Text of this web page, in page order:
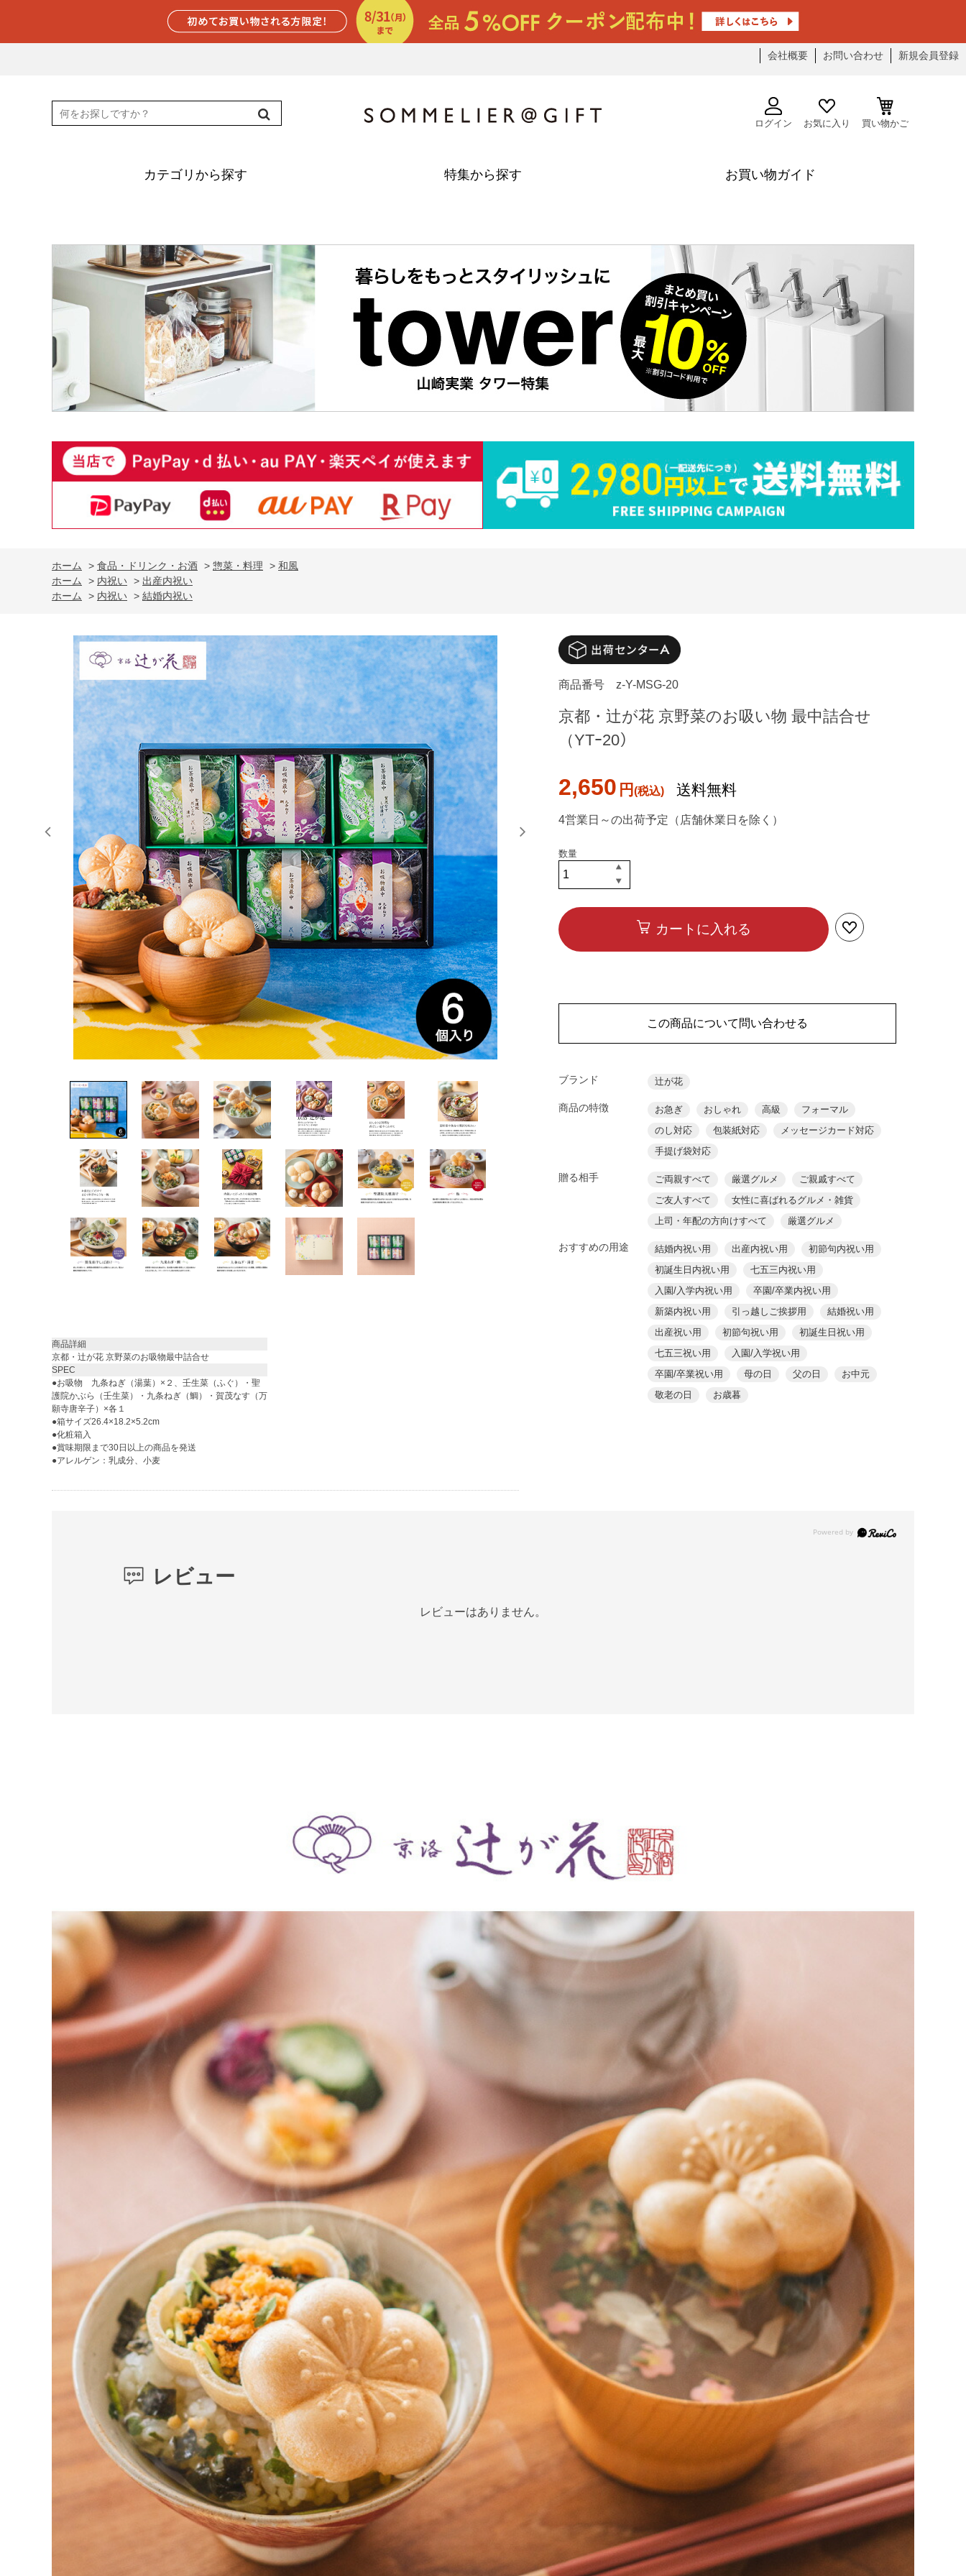
会社概要 お問い合わせ 新規会員登録
ログイン お気に入り 買い物かご
カテゴリから探す 特集から探す お買い物ガイド
ホーム > 食品・ドリンク・お酒 > 惣菜・料理 > 和風
ホーム
> 内祝い > 出産内祝い
ホーム
> 内祝い > 結婚内祝い
商品詳細
京都・辻が花 京野菜のお吸物最中詰合せ
SPEC
●お吸物 九条ねぎ（湯葉）×２、壬生菜（ふぐ）・聖
護院かぶら（壬生菜）・九条ねぎ（鯛）・賀茂なす（万
願寺唐辛子）×各１
●箱サイズ26.4×18.2×5.2cm
●化粧箱入
●賞味期限まで30日以上の商品を発送
●アレルゲン：乳成分、小麦
商品番号 z-Y-MSG-20
京都・辻が花 京野菜のお吸い物 最中詰合せ
（YTｰ20）
2,650 円 送料無料
4営業日～の出荷予定（店舗休業日を除く）
カートに入れる
この商品について問い合わせる
ブランド 辻が花
商品の特徴 お急ぎ おしゃれ 高級
フォーマル
のし対応
包装紙対応
メッセージカード対応
手提げ袋対応
贈る相手 ご両親すべて 厳選グルメ
ご親戚すべて
ご友人すべて
女性に喜ばれるグルメ・雑貨
上司・年配の方向けすべて
厳選グルメ
おすすめの用途 結婚内祝い用 出産内祝い用
初節句内祝い用
初誕生日内祝い用
七五三内祝い用
入園/入学内祝い用
卒園/卒業内祝い用
新築内祝い用
引っ越しご挨拶用
結婚祝い用
出産祝い用
初節句祝い用
初誕生日祝い用
七五三祝い用
入園/入学祝い用
卒園/卒業祝い用
母の日 父の日
お中元
敬老の日
お歳暮
レビュー
レビューはありません。